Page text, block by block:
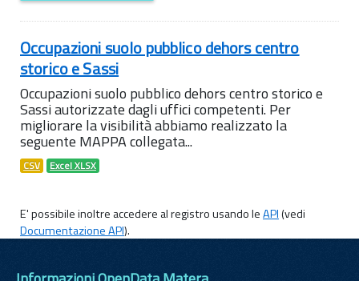
Occupazioni suolo pubblico dehors centro
storico e Sassi
Occupazioni suolo pubblico dehors centro storico e
Sassi autorizzate dagli uffici competenti. Per
migliorare la visibilità abbiamo realizzato la
seguente MAPPA collegata...
CSV Excel XLSX
E' possibile inoltre accedere al registro usando leAPI(vedi
Documentazione API).